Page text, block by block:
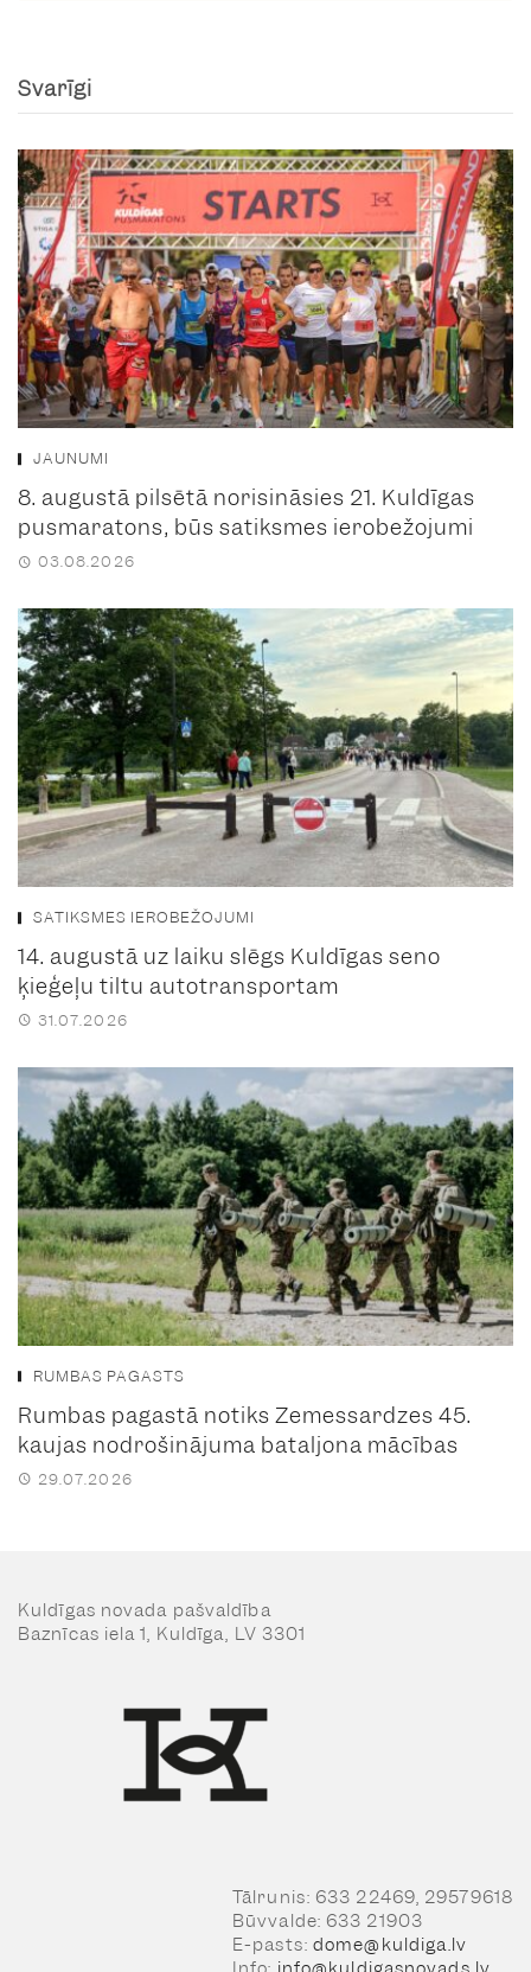
Svarīgi
JAUNUMI
8. augustā pilsētā norisināsies 21. Kuldīgas
pusmaratons, būs satiksmes ierobežojumi
03.08.2026
SATIKSMES IEROBEŽOJUMI
14. augustā uz laiku slēgs Kuldīgas seno
ķieģeļu tiltu autotransportam
31.07.2026
RUMBAS PAGASTS
Rumbas pagastā notiks Zemessardzes 45.
kaujas nodrošinājuma bataljona mācības
29.07.2026
Kuldīgas novada pašvaldība
Baznīcas iela 1, Kuldīga, LV 3301
Tālrunis: 633 22469, 29579618
Būvvalde: 633 21903
E-pasts: dome@kuldiga.lv